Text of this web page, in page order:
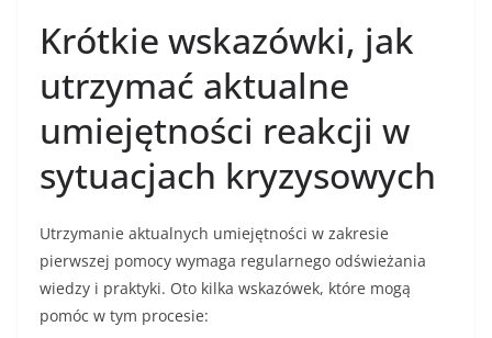
Krótkie wskazówki, jak
utrzymać aktualne
umiejętności reakcji w
sytuacjach kryzysowych
Utrzymanie aktualnych umiejętności w zakresie
pierwszej pomocy wymaga regularnego odświeżania
wiedzy i praktyki. Oto kilka wskazówek, które mogą
pomóc w tym procesie: